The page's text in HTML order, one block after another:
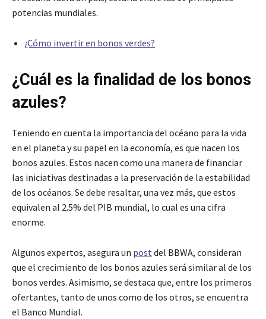
potencias mundiales.
¿Cómo invertir en bonos verdes?
¿Cuál es la finalidad de los bonos
azules?
Teniendo en cuenta la importancia del océano para la vida
en el planeta y su papel en la economía, es que nacen los
bonos azules. Estos nacen como una manera de financiar
las iniciativas destinadas a la preservación de la estabilidad
de los océanos. Se debe resaltar, una vez más, que estos
equivalen al 2.5% del PIB mundial, lo cual es una cifra
enorme.
Algunos expertos, asegura un post del BBWA, consideran
que el crecimiento de los bonos azules será similar al de los
bonos verdes. Asimismo, se destaca que, entre los primeros
ofertantes, tanto de unos como de los otros, se encuentra
el Banco Mundial.